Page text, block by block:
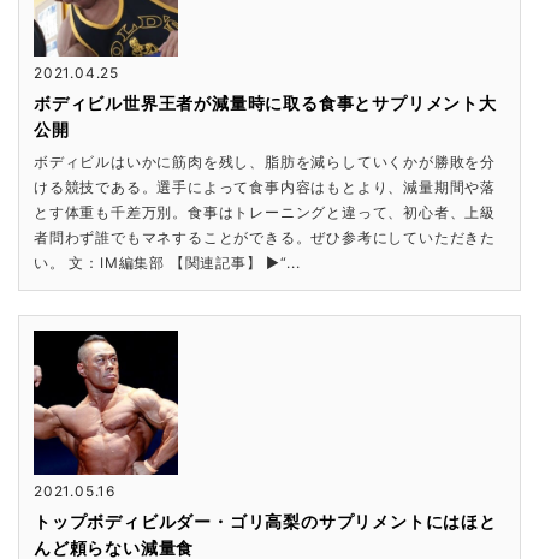
2021.04.25
ボディビル世界王者が減量時に取る食事とサプリメント大
公開
ボディビルはいかに筋肉を残し、脂肪を減らしていくかが勝敗を分
ける競技である。選手によって食事内容はもとより、減量期間や落
とす体重も千差万別。食事はトレーニングと違って、初心者、上級
者問わず誰でもマネすることができる。ぜひ参考にしていただきた
い。 文：IM編集部 【関連記事】 ▶“...
2021.05.16
トップボディビルダー・ゴリ高梨のサプリメントにはほと
んど頼らない減量食